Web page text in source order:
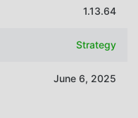
1.13.64
Strategy
June 6, 2025